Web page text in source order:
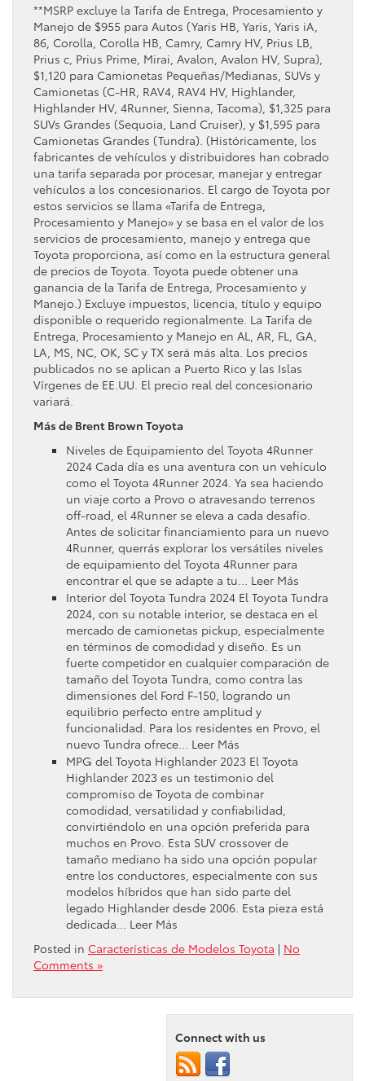
**MSRP excluye la Tarifa de Entrega, Procesamiento y
Manejo de $955 para Autos (Yaris HB, Yaris, Yaris iA,
86, Corolla, Corolla HB, Camry, Camry HV, Prius LB,
Prius c, Prius Prime, Mirai, Avalon, Avalon HV, Supra),
$1,120 para Camionetas Pequeñas/Medianas, SUVs y
Camionetas (C-HR, RAV4, RAV4 HV, Highlander,
Highlander HV, 4Runner, Sienna, Tacoma), $1,325 para
SUVs Grandes (Sequoia, Land Cruiser), y $1,595 para
Camionetas Grandes (Tundra). (Históricamente, los
fabricantes de vehículos y distribuidores han cobrado
una tarifa separada por procesar, manejar y entregar
vehículos a los concesionarios. El cargo de Toyota por
estos servicios se llama «Tarifa de Entrega,
Procesamiento y Manejo» y se basa en el valor de los
servicios de procesamiento, manejo y entrega que
Toyota proporciona, así como en la estructura general
de precios de Toyota. Toyota puede obtener una
ganancia de la Tarifa de Entrega, Procesamiento y
Manejo.) Excluye impuestos, licencia, título y equipo
disponible o requerido regionalmente. La Tarifa de
Entrega, Procesamiento y Manejo en AL, AR, FL, GA,
LA, MS, NC, OK, SC y TX será más alta. Los precios
publicados no se aplican a Puerto Rico y las Islas
Vírgenes de EE.UU. El precio real del concesionario
variará.
Más de Brent Brown Toyota
Niveles de Equipamiento del Toyota 4Runner
2024 Cada día es una aventura con un vehículo
como el Toyota 4Runner 2024. Ya sea haciendo
un viaje corto a Provo o atravesando terrenos
off-road, el 4Runner se eleva a cada desafío.
Antes de solicitar financiamiento para un nuevo
4Runner, querrás explorar los versátiles niveles
de equipamiento del Toyota 4Runner para
encontrar el que se adapte a tu… Leer Más
Interior del Toyota Tundra 2024 El Toyota Tundra
2024, con su notable interior, se destaca en el
mercado de camionetas pickup, especialmente
en términos de comodidad y diseño. Es un
fuerte competidor en cualquier comparación de
tamaño del Toyota Tundra, como contra las
dimensiones del Ford F-150, logrando un
equilibrio perfecto entre amplitud y
funcionalidad. Para los residentes en Provo, el
nuevo Tundra ofrece… Leer Más
MPG del Toyota Highlander 2023 El Toyota
Highlander 2023 es un testimonio del
compromiso de Toyota de combinar
comodidad, versatilidad y confiabilidad,
convirtiéndolo en una opción preferida para
muchos en Provo. Esta SUV crossover de
tamaño mediano ha sido una opción popular
entre los conductores, especialmente con sus
modelos híbridos que han sido parte del
legado Highlander desde 2006. Esta pieza está
dedicada… Leer Más
Posted in Características de Modelos Toyota | No
Comments »
Connect with us